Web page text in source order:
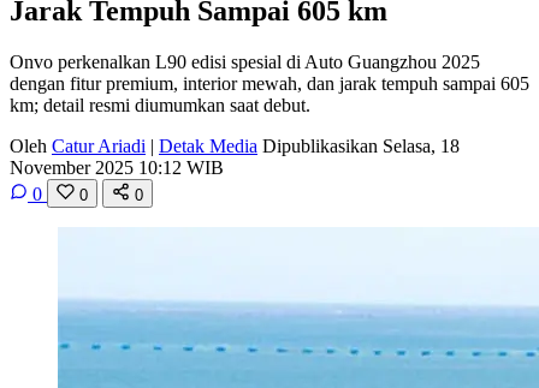
Jarak Tempuh Sampai 605 km
Onvo perkenalkan L90 edisi spesial di Auto Guangzhou 2025
dengan fitur premium, interior mewah, dan jarak tempuh sampai 605
km; detail resmi diumumkan saat debut.
Oleh Catur Ariadi | Detak Media Dipublikasikan Selasa, 18
November 2025 10:12 WIB
0
0 0